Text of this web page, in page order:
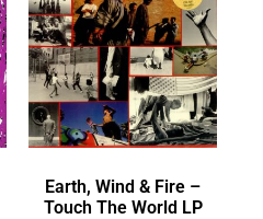
Earth, Wind & Fire ‎–
Touch The World LP